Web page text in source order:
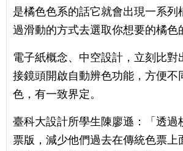
是橘色色系的話它就會出現一系列
過滑動的方式去選取你想要的橘色
電子紙概念、中空設計，立刻比對
接鏡頭開啟自動辨色功能，方便不
色，有一致界定。
臺科大設計所學生陳廖遜：「透過
票版，減少他們過去在傳統色票上